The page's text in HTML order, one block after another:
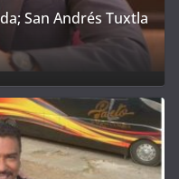
San Andrés Tuxtla